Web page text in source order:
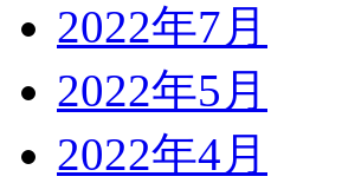
2022年7月
2022年5月
2022年4月